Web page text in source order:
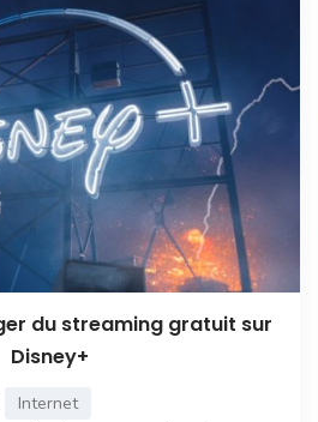
du streaming gratuit sur
Disney+
Internet